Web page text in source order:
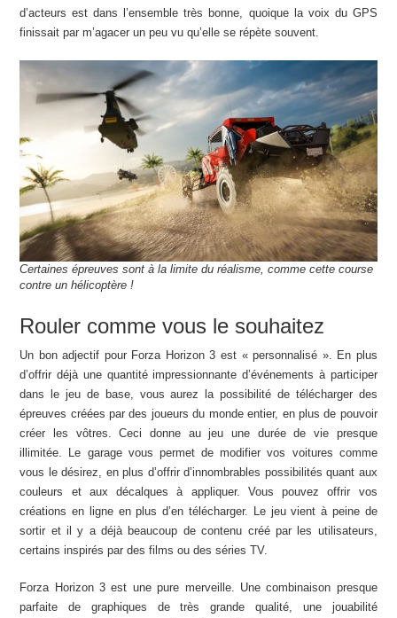
d’acteurs est dans l’ensemble très bonne, quoique la voix du GPS
finissait par m’agacer un peu vu qu’elle se répète souvent.
Certaines épreuves sont à la limite du réalisme, comme cette course
contre un hélicoptère !
Rouler comme vous le souhaitez
Un bon adjectif pour Forza Horizon 3 est « personnalisé ». En plus
d’offrir déjà une quantité impressionnante d’événements à participer
dans le jeu de base, vous aurez la possibilité de télécharger des
épreuves créées par des joueurs du monde entier, en plus de pouvoir
créer les vôtres. Ceci donne au jeu une durée de vie presque
illimitée. Le garage vous permet de modifier vos voitures comme
vous le désirez, en plus d’offrir d’innombrables possibilités quant aux
couleurs et aux décalques à appliquer. Vous pouvez offrir vos
créations en ligne en plus d’en télécharger. Le jeu vient à peine de
sortir et il y a déjà beaucoup de contenu créé par les utilisateurs,
certains inspirés par des films ou des séries TV.
Forza Horizon 3 est une pure merveille. Une combinaison presque
parfaite de graphiques de très grande qualité, une jouabilité